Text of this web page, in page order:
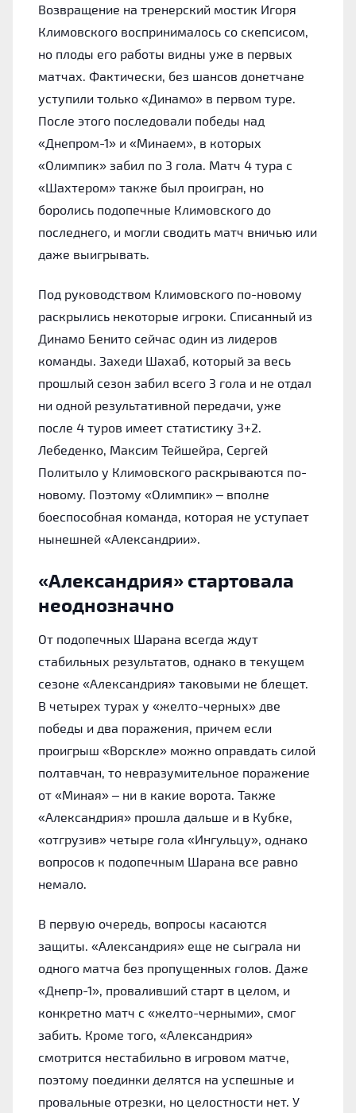
Возвращение на тренерский мостик Игоря
Климовского воспринималось со скепсисом,
но плоды его работы видны уже в первых
матчах. Фактически, без шансов донетчане
уступили только «‎Динамо» в первом туре.
После этого последовали победы над
«‎Днепром-1» и «‎Минаем», в которых
«‎Олимпик» забил по 3 гола. Матч 4 тура с
«‎Шахтером» также был проигран, но
боролись подопечные Климовского до
последнего, и могли сводить матч вничью или
даже выигрывать.
Под руководством Климовского по-новому
раскрылись некоторые игроки. Списанный из
Динамо Бенито сейчас один из лидеров
команды. Захеди Шахаб, который за весь
прошлый сезон забил всего 3 гола и не отдал
ни одной результативной передачи, уже
после 4 туров имеет статистику 3+2.
Лебеденко, Максим Тейшейра, Сергей
Политыло у Климовского раскрываются по-
новому. Поэтому «‎Олимпик» – вполне
боеспособная команда, которая не уступает
нынешней «‎Александрии».
«‎Александрия» стартовала
неоднозначно
От подопечных Шарана всегда ждут
стабильных результатов, однако в текущем
сезоне «‎Александрия» таковыми не блещет.
В четырех турах у «‎желто-черных» две
победы и два поражения, причем если
проигрыш «Ворскле» можно оправдать силой
полтавчан, то невразумительное поражение
от «‎Миная» – ни в какие ворота. Также
«‎Александрия» прошла дальше и в Кубке,
«‎отгрузив» четыре гола «‎Ингульцу», однако
вопросов к подопечным Шарана все равно
немало.
В первую очередь, вопросы касаются
защиты. «Александрия‎» еще не сыграла ни
одного матча без пропущенных голов. Даже
«‎Днепр-1», проваливший старт в целом, и
конкретно матч с «‎желто-черными», смог
забить. Кроме того, «‎Александрия»
смотрится нестабильно в игровом матче,
поэтому поединки делятся на успешные и
провальные отрезки, но целостности нет. У